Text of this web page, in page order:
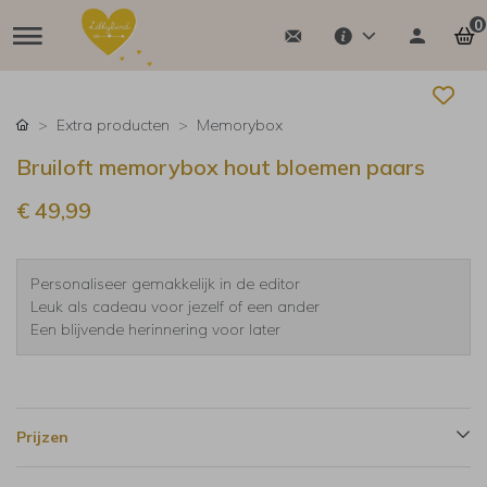
0
Extra producten Memorybox
Bruiloft memorybox hout bloemen paars
€ 49,99
Personaliseer gemakkelijk in de editor
Leuk als cadeau voor jezelf of een ander
Een blijvende herinnering voor later
Prijzen